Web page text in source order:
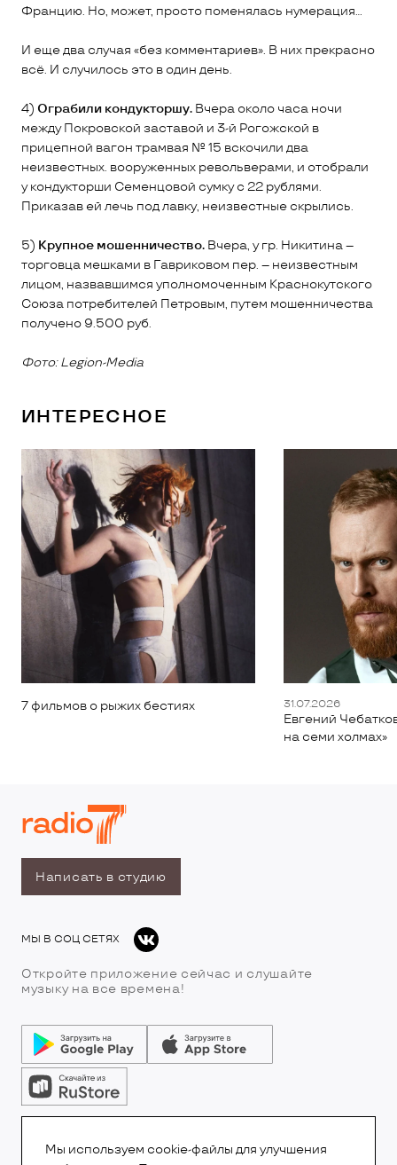
Францию. Но, может, просто поменялась нумерация...
И еще два случая «без комментариев». В них прекрасно
всё. И случилось это в один день.
4) Ограбили кондукторшу. Вчера около часа ночи
между Покровской заставой и 3-й Рогожской в
прицепной вагон трамвая № 15 вскочили два
неизвестных. вооруженных револьверами, и отобрали
у кондукторши Семенцовой сумку с 22 рублями.
Приказав ей лечь под лавку, неизвестные скрылись.
5) Крупное мошенничество. Вчера, у гр. Никитина –
торговца мешками в Гавриковом пер. – неизвестным
лицом, назвавшимся уполномоченным Краснокутского
Союза потребителей Петровым, путем мошенничества
получено 9.500 руб.
Фото: Legion-Media
ИНТЕРЕСНОЕ
7 фильмов о рыжих бестиях 31.07.2026
Евгений
на семи холмах»
Написать в студию
МЫ В СОЦ СЕТЯХ
Откройте приложение сейчас и слушайте
музыку на все времена!
© Все права защищены.Copyright 2026© Радио 7
Мы используем cookie-файлы для улучшения